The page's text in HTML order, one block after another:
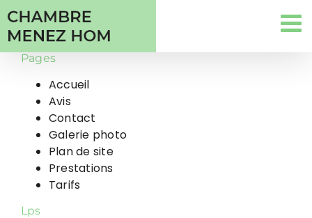
Passer
au
contenu
Pages
Accueil
Avis
Contact
Galerie photo
Plan de site
Prestations
Tarifs
Lps